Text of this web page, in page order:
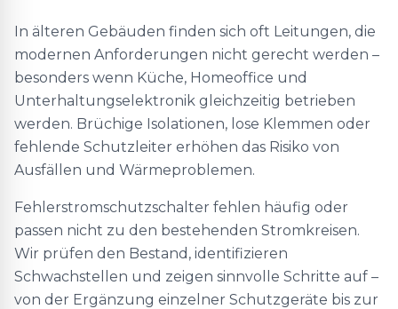
In älteren Gebäuden finden sich oft Leitungen, die
modernen Anforderungen nicht gerecht werden –
besonders wenn Küche, Homeoffice und
Unterhaltungselektronik gleichzeitig betrieben
werden. Brüchige Isolationen, lose Klemmen oder
fehlende Schutzleiter erhöhen das Risiko von
Ausfällen und Wärmeproblemen.
Fehlerstromschutzschalter fehlen häufig oder
passen nicht zu den bestehenden Stromkreisen.
Wir prüfen den Bestand, identifizieren
Schwachstellen und zeigen sinnvolle Schritte auf –
von der Ergänzung einzelner Schutzgeräte bis zur